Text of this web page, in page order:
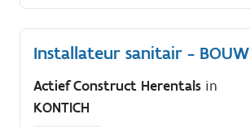
Installateur sanitair - BOUW
Actief Construct Herentals in
KONTICH